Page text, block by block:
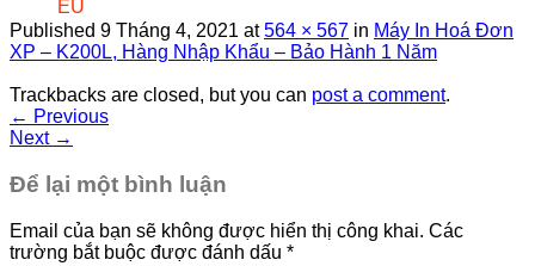
EU
Published 9 Tháng 4, 2021 at564 × 567 in Máy In Hoá Đơn
XP – K200L, Hàng Nhập Khẩu – Bảo Hành 1 Năm
Trackbacks are closed, but you can post a comment.
← Previous
Next →
Để lại một bình luận
Email của bạn sẽ không được hiển thị công khai. Các
trường bắt buộc được đánh dấu *